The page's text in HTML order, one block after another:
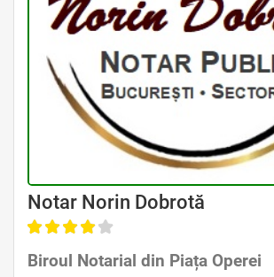
Avocat Specializat în Drept Civil • Avocat Specializat în Dreptul Familiei
Notar Norin Dobrotă
Biroul Notarial din Piața Operei